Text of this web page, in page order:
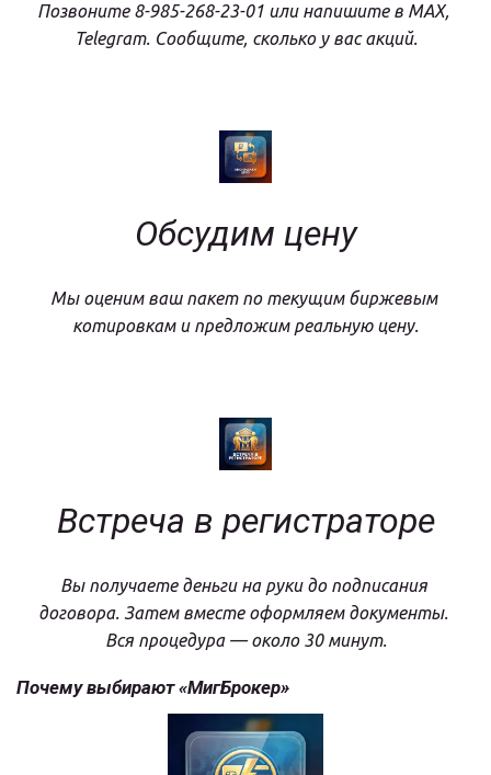
Позвоните 8-985-268-23-01 или напишите в MAX,
Telegram. Сообщите, сколько у вас акций.
Обсудим цену
Мы оценим ваш пакет по текущим биржевым
котировкам и предложим реальную цену.
Встреча в регистраторе
Вы получаете деньги на руки до подписания
договора. Затем вместе оформляем документы.
Вся процедура — около 30 минут.
Почему выбирают «МигБрокер»